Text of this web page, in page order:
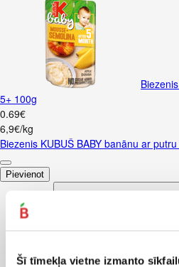
Šī tīmekļa vietne izmanto
5+ 100g
0.69€
6,9€/kg
Biezenis KUBUŠ BABY banānu ar
Pievienot